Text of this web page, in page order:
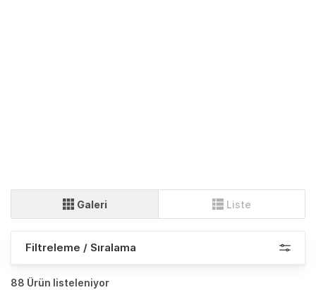
Galeri Liste
Filtreleme / Sıralama
88 Ürün listeleniyor